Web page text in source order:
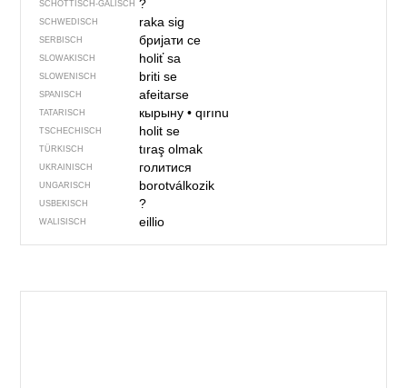
SCHOTTISCH-GÄLISCH ?
SCHWEDISCH raka sig
SERBISCH бријати се
SLOWAKISCH holiť sa
SLOWENISCH briti se
SPANISCH afeitarse
TATARISCH кырыну• qırınu
TSCHECHISCH holit se
TÜRKISCH tıraş olmak
UKRAINISCH голитися
UNGARISCH borotválkozik
USBEKISCH ?
WALISISCH eillio